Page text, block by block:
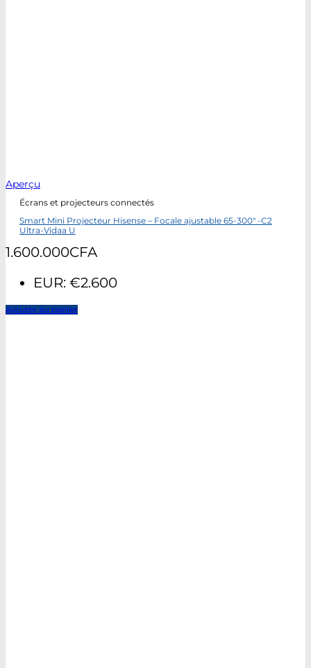
Aperçu
Écrans et projecteurs connectés
Smart Mini Projecteur Hisense – Focale ajustable 65-300″ -C2
Ultra-Vidaa U
1.600.000CFA
EUR: €2.600
Ajouter au panier